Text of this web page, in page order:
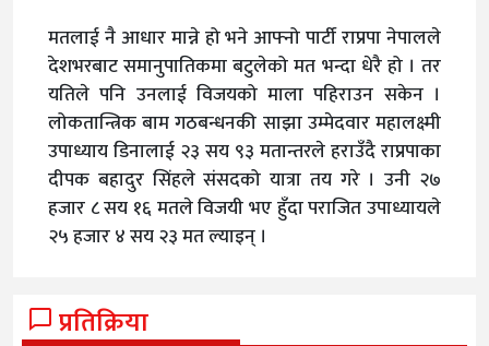
मतलाई नै आधार मान्ने हो भने आफ्नो पार्टी राप्रपा नेपालले
देशभरबाट समानुपातिकमा बटुलेको मत भन्दा धेरै हो । तर
यतिले पनि उनलाई विजयको माला पहिराउन सकेन ।
लोकतान्त्रिक बाम गठबन्धनकी साझा उम्मेदवार महालक्ष्मी
उपाध्याय डिनालाई २३ सय ९३ मतान्तरले हराउँदै राप्रपाका
दीपक बहादुर सिंहले संसदको यात्रा तय गरे । उनी २७
हजार ८ सय १६ मतले विजयी भए हुँदा पराजित उपाध्यायले
२५ हजार ४ सय २३ मत ल्याइन् ।
प्रतिक्रिया